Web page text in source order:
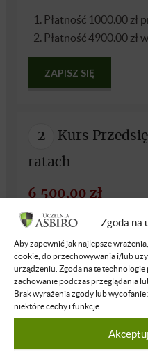
Zgoda na
Aby zapewnić jak najlepsze
cookie, do przechowywania i/lub
urządzeniu. Zgoda na te
zachowanie podczas przeglądania
Brak wyrażenia zgody lub
niektóre cechy i funkcje.
1. Płatność 1000.00 zł
2. Płatność 4900.00 zł
ZAPISZ SIĘ
2
Kurs
ratach
6 500,00 zł
1. Płatność 1000.00 zł
2. Płatność 1375.00 zł
3. Płatność 1375.00 zł
4. Płatność 1375.00 zł
5. Płatność 1375.00 zł